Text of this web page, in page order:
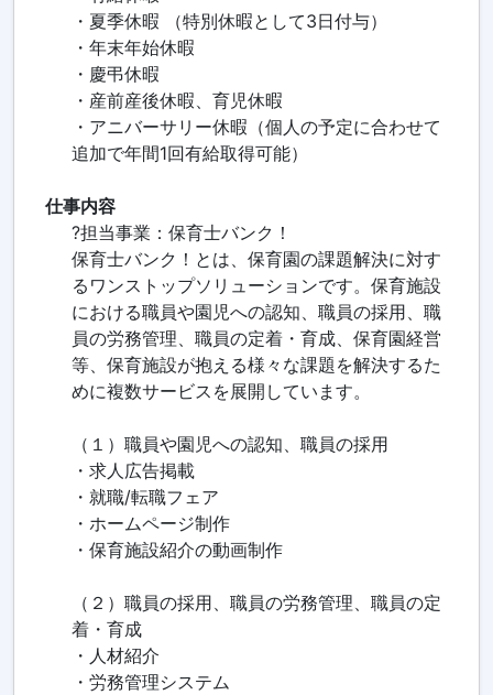
・夏季休暇 （特別休暇として3日付与）
・年末年始休暇
・慶弔休暇
・産前産後休暇、育児休暇
・アニバーサリー休暇（個人の予定に合わせて
追加で年間1回有給取得可能）
仕事内容
?担当事業：保育士バンク！
保育士バンク！とは、保育園の課題解決に対す
るワンストップソリューションです。保育施設
における職員や園児への認知、職員の採用、職
員の労務管理、職員の定着・育成、保育園経営
等、保育施設が抱える様々な課題を解決するた
めに複数サービスを展開しています。
（１）職員や園児への認知、職員の採用
・求人広告掲載
・就職/転職フェア
・ホームページ制作
・保育施設紹介の動画制作
（２）職員の採用、職員の労務管理、職員の定
着・育成
・人材紹介
・労務管理システム